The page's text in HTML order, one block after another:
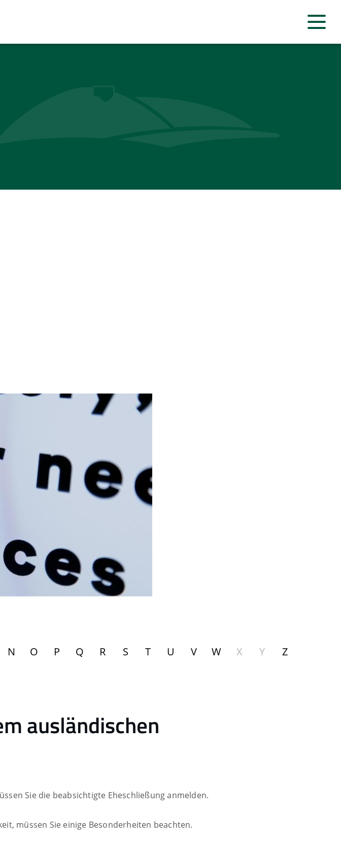
N O P Q R S T U V W X Y Z
ausländischen
Sie die beabsichtigte Eheschließung anmelden.
müssen Sie einige Besonderheiten beachten.